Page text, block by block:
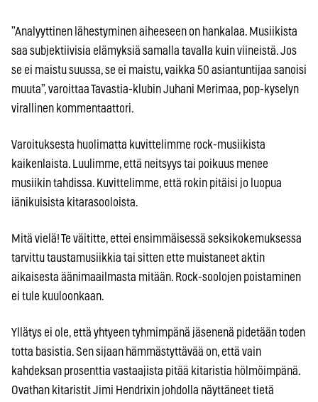
”Analyyttinen lähestyminen aiheeseen on hankalaa. Musiikista
saa subjektiivisia elämyksiä samalla tavalla kuin viineistä. Jos
se ei maistu suussa, se ei maistu, vaikka 50 asiantuntijaa sanoisi
muuta”, varoittaa Tavastia-klubin Juhani Merimaa, pop-kyselyn
virallinen kommentaattori.
Varoituksesta huolimatta kuvittelimme rock-musiikista
kaikenlaista. Luulimme, että neitsyys tai poikuus menee
musiikin tahdissa. Kuvittelimme, että rokin pitäisi jo luopua
iänikuisista kitarasooloista.
Mitä vielä! Te väititte, ettei ensimmäisessä seksikokemuksessa
tarvittu taustamusiikkia tai sitten ette muistaneet aktin
aikaisesta äänimaailmasta mitään. Rock-soolojen poistaminen
ei tule kuuloonkaan.
Yllätys ei ole, että yhtyeen tyhmimpänä jäsenenä pidetään toden
totta basistia. Sen sijaan hämmästyttävää on, että vain
kahdeksan prosenttia vastaajista pitää kitaristia hölmöimpänä.
Ovathan kitaristit Jimi Hendrixin johdolla näyttäneet tietä